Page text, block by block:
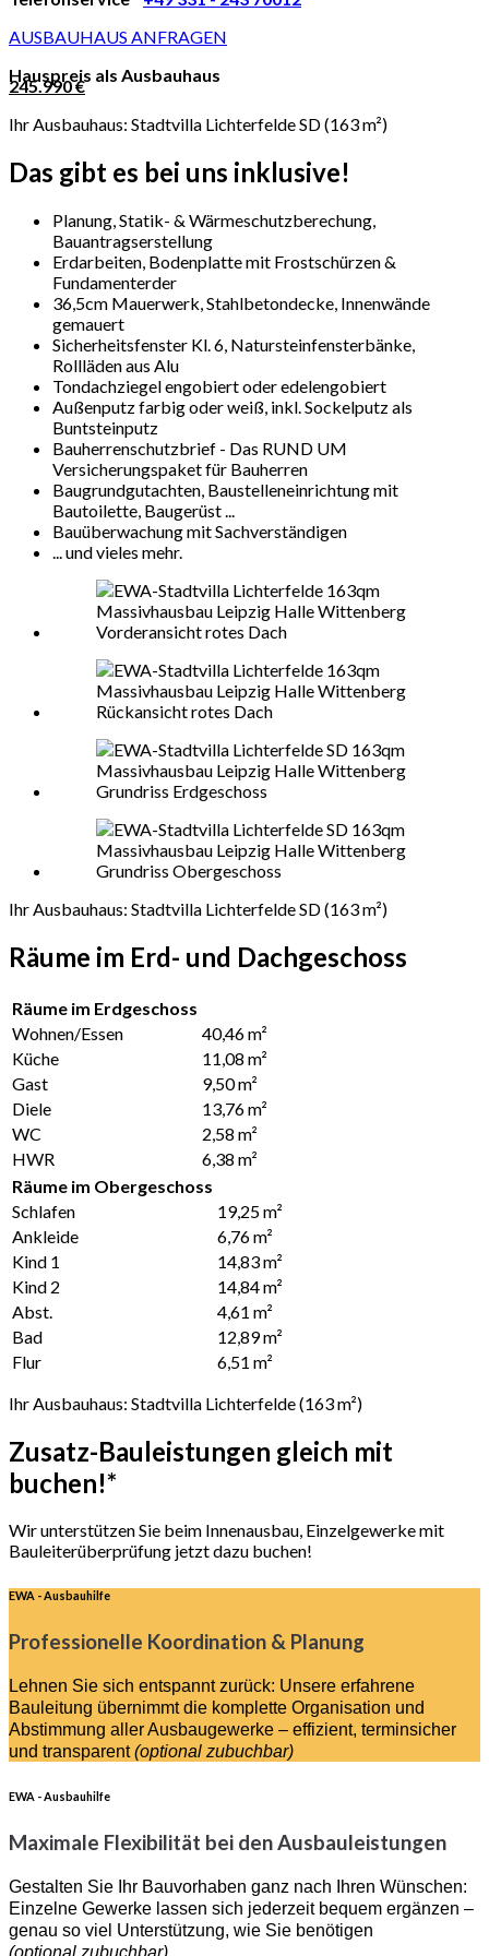
AUSBAUHAUS ANFRAGEN
Hauspreis als Ausbauhaus
245.990 €
Ihr Ausbauhaus: Stadtvilla Lichterfelde SD (163 m²)
Das gibt es bei uns inklusive!
Planung, Statik- & Wärmeschutzberechung,
Bauantragserstellung
Erdarbeiten, Bodenplatte mit Frostschürzen &
Fundamenterder
36,5cm Mauerwerk, Stahlbetondecke, Innenwände
gemauert
Sicherheitsfenster Kl. 6, Natursteinfensterbänke,
Rollläden aus Alu
Tondachziegel engobiert oder edelengobiert
Außenputz farbig oder weiß, inkl. Sockelputz als
Buntsteinputz
Bauherrenschutzbrief - Das RUND UM
Versicherungspaket für Bauherren
Baugrundgutachten, Baustelleneinrichtung mit
Bautoilette, Baugerüst ...
Bauüberwachung mit Sachverständigen
... und vieles mehr.
Ihr Ausbauhaus: Stadtvilla Lichterfelde SD (163 m²)
Räume im Erd- und Dachgeschoss
Räume im Erdgeschoss
Wohnen/Essen
40,46 m²
Küche
11,08 m²
Gast
9,50 m²
Diele
13,76 m²
WC
2,58 m²
HWR
6,38 m²
Räume im Obergeschoss
Schlafen
19,25 m²
Ankleide
6,76 m²
Kind 1
14,83 m²
Kind 2
14,84 m²
Abst.
4,61 m²
Bad
12,89 m²
Flur
6,51 m²
Ihr Ausbauhaus: Stadtvilla Lichterfelde (163 m²)
Zusatz-Bauleistungen gleich mit
buchen!*
Wir unterstützen Sie beim Innenausbau, Einzelgewerke mit
Bauleiterüberprüfung jetzt dazu buchen!
EWA - Ausbauhilfe
Professionelle Koordination & Planung
Lehnen Sie sich entspannt zurück: Unsere erfahrene
Bauleitung übernimmt die komplette Organisation und
Abstimmung aller Ausbaugewerke – effizient, terminsicher
und transparent(optional zubuchbar)
EWA - Ausbauhilfe
Maximale Flexibilität bei den Ausbauleistungen
Gestalten Sie Ihr Bauvorhaben ganz nach Ihren Wünschen:
Einzelne Gewerke lassen sich jederzeit bequem ergänzen –
genau so viel Unterstützung, wie Sie benötigen
(optional zubuchbar)